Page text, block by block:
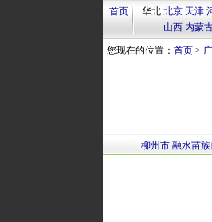
首页 华北 北京 天津
山西 内蒙
您现在的位置： 首页>
柳州市 融水苗